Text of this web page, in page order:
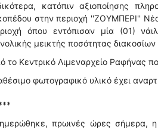
κατόπιν αξιοποίησης
στην περιοχή ''ΖΟΥΜΠΕΡΙ''
όπου εντόπισαν μία (01)
μεικτής ποσότητας
το Κεντρικό Λιμεναρχείο Ραφήνας
φωτογραφικό υλικό έχει
πρωινές ώρες σήμερα,